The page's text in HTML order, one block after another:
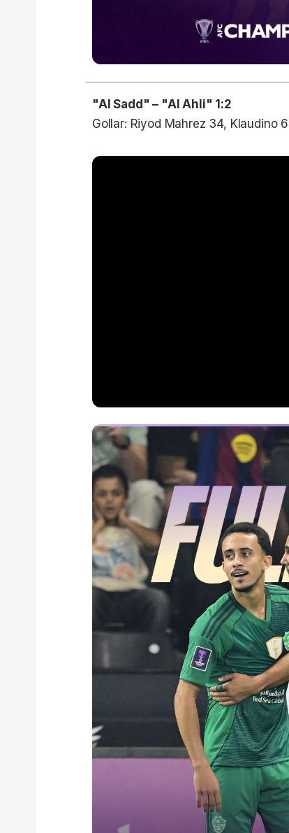
"Al Sadd" – "Al Ahli" 1:2
Gollar: Riyod Mahrez 34, Klaudino